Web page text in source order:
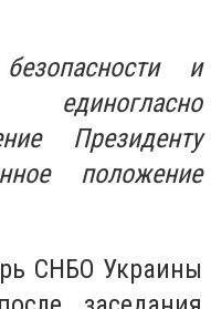
и
Президенту
положение
СНБО Украины